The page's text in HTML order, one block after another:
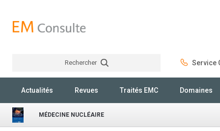
Rechercher Service
Actualités Revues Traités EMC Domaines
MÉDECINE NUCLÉAIRE